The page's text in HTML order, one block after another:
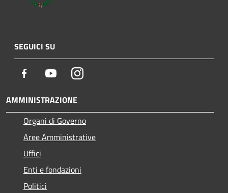
SEGUICI SU
Facebook YoutubeInstagram
AMMINISTRAZIONE
Organi di Governo
Aree Amministrative
Uffici
Enti e fondazioni
Politici